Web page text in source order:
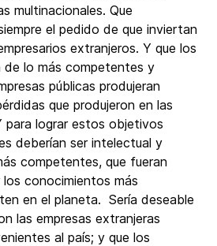
multinacionales. Que
el pedido de que inviertan
extranjeros. Y que los
de lo más competentes y
públicas produjeran
que produjeron en las
para lograr estos objetivos
deberían ser intelectual y
competentes, que fueran
conocimientos más
en el planeta. Sería deseable
las empresas extranjeras
al país; y que los